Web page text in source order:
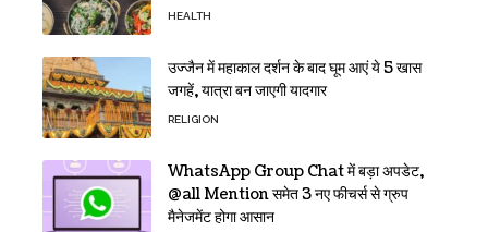
HEALTH
उज्जैन में महाकाल दर्शन के बाद घूम आएं ये 5 खास
जगहें, यात्रा बन जाएगी यादगार
RELIGION
WhatsApp Group Chat में बड़ा अपडेट,
@all Mention समेत 3 नए फीचर्स से ग्रुप
मैनेजमेंट होगा आसान